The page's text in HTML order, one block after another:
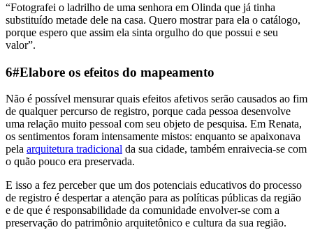
“Fotografei o ladrilho de uma senhora em Olinda que já tinha
substituído metade dele na casa. Quero mostrar para ela o catálogo,
porque espero que assim ela sinta orgulho do que possui e seu
valor”.
6#Elabore os efeitos do mapeamento
Não é possível mensurar quais efeitos afetivos serão causados ao fim
de qualquer percurso de registro, porque cada pessoa desenvolve
uma relação muito pessoal com seu objeto de pesquisa. Em Renata,
os sentimentos foram intensamente mistos: enquanto se apaixonava
pela arquitetura tradicional da sua cidade, também enraivecia-se com
o quão pouco era preservada.
E isso a fez perceber que um dos potenciais educativos do processo
de registro é despertar a atenção para as políticas públicas da região
e de que é responsabilidade da comunidade envolver-se com a
preservação do patrimônio arquitetônico e cultura da sua região.